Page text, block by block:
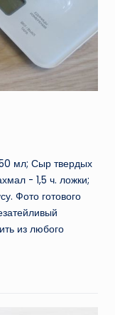
мл; Сыр твердых
- 1,5 ч. ложки;
Фото готового
из любого